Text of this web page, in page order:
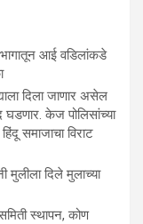
आई वडिलांकडे
दिला जाणार असेल
घडणार. केज पोलिसांच्या
समाजाचा विराट
मुलीला दिले मुलाच्या
स्थापन, कोण